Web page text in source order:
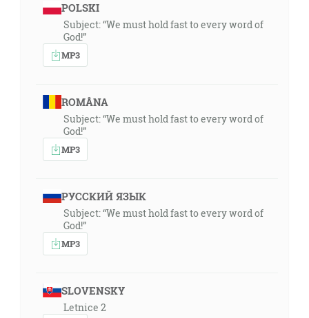
POLSKI
Subject: “We must hold fast to every word of
God!”
MP3
ROMÂNA
Subject: “We must hold fast to every word of
God!”
MP3
РУССКИЙ ЯЗЫК
Subject: “We must hold fast to every word of
God!”
MP3
SLOVENSKY
Letnice 2